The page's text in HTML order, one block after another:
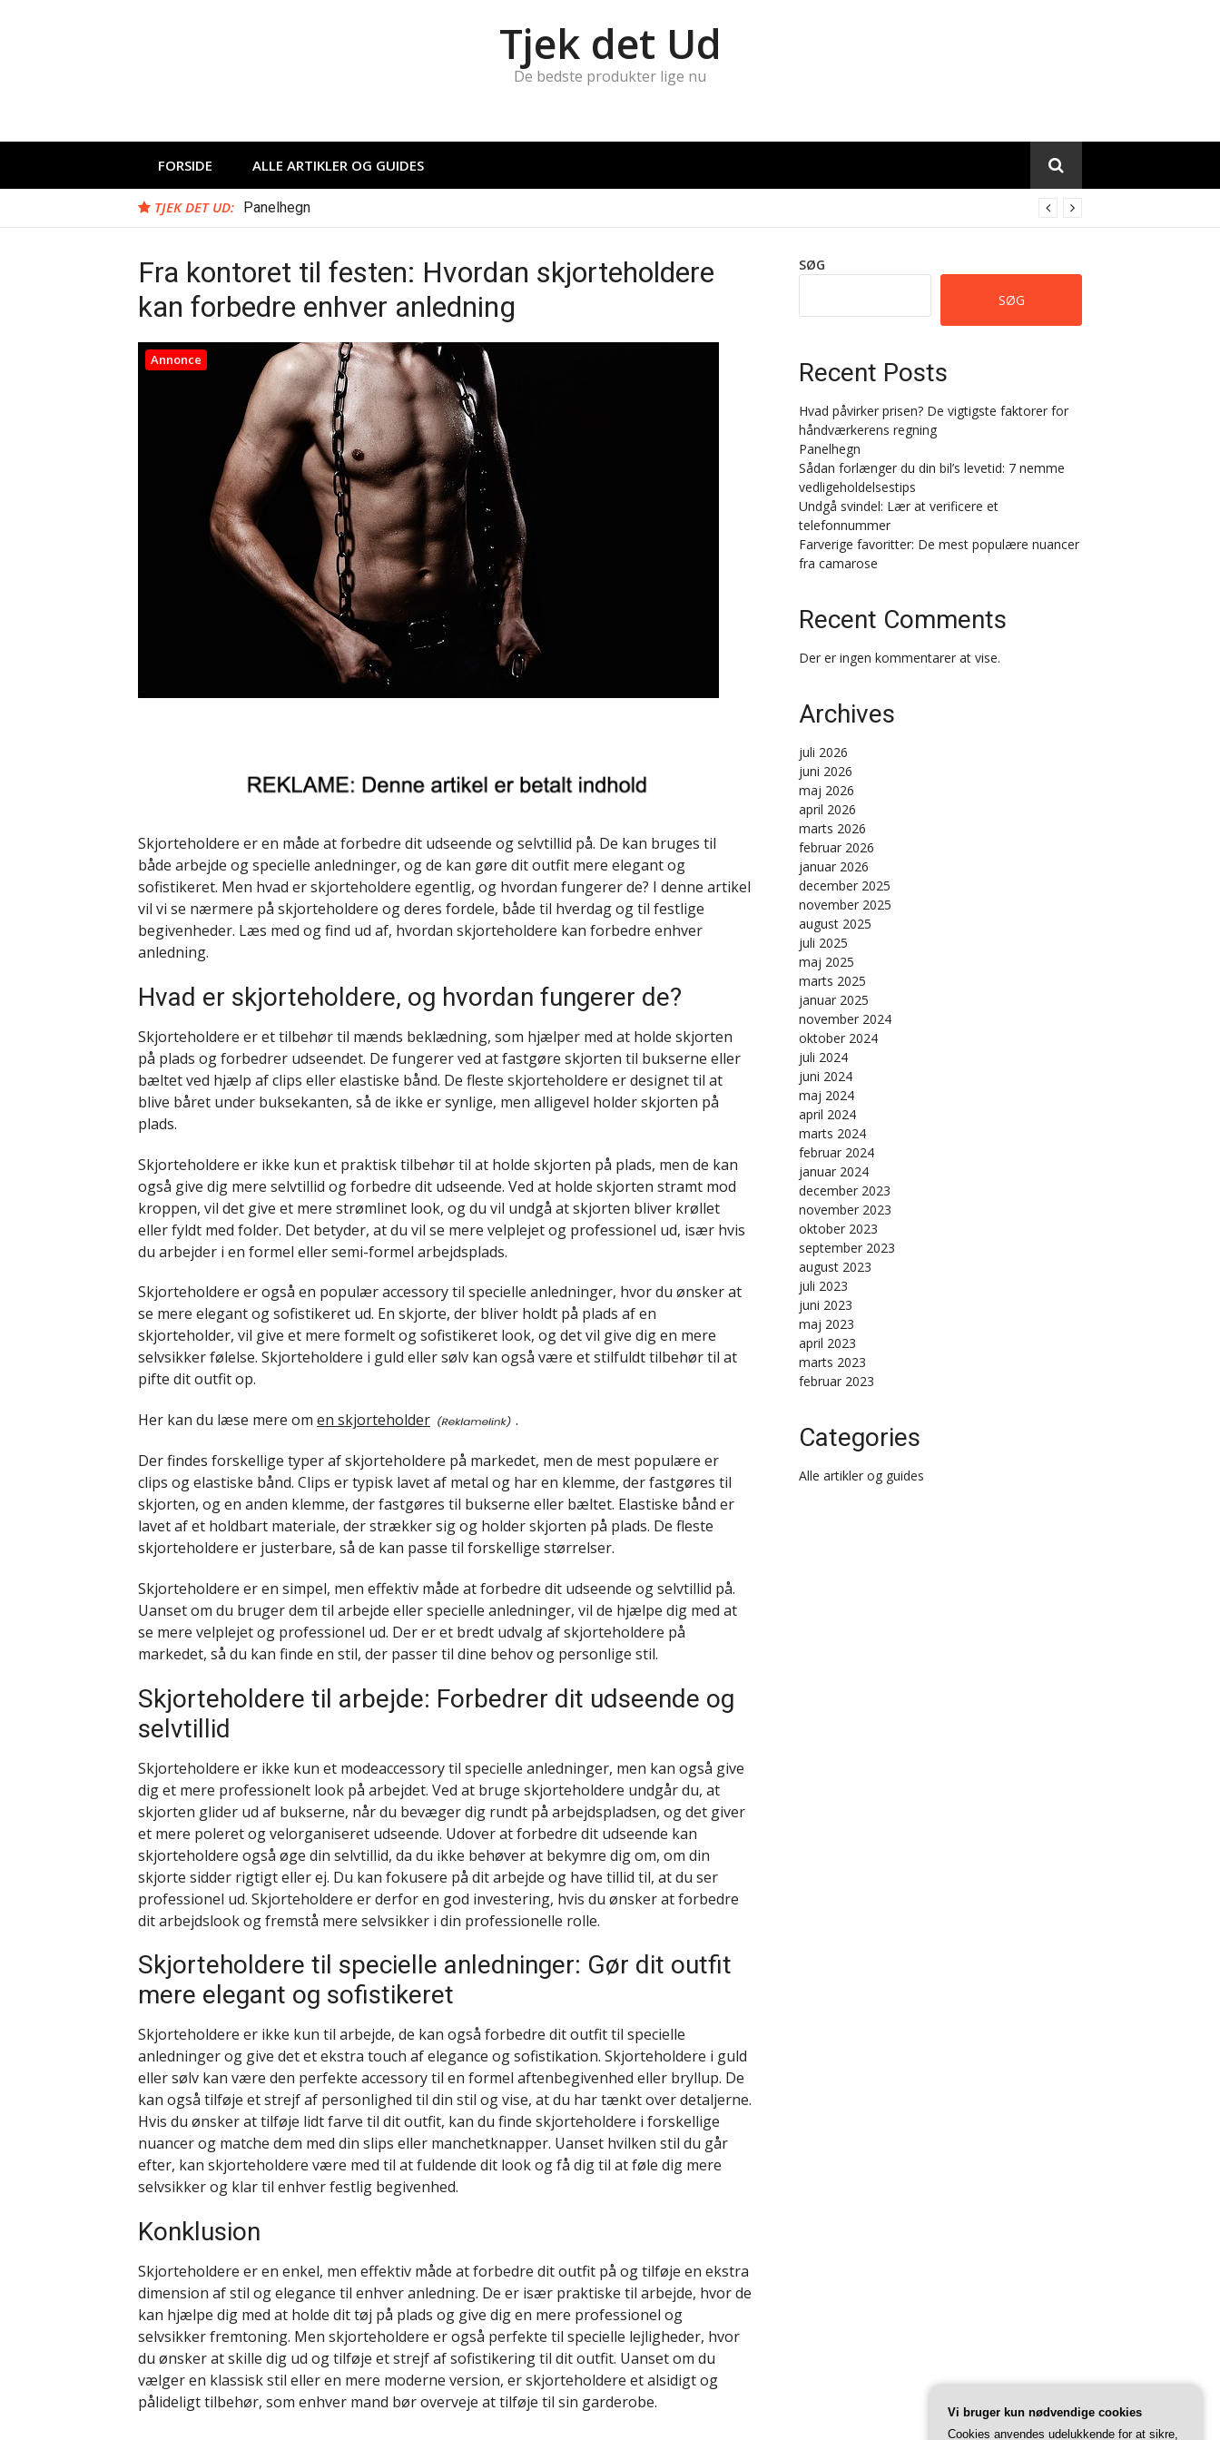
Tjek det Ud
De bedste produkter lige nu
FORSIDE ALLE ARTIKLER OG GUIDES
TJEK DET UD: Panelhegn
Fra kontoret til festen: Hvordan skjorteholdere
kan forbedre enhver anledning
Annonce
Skjorteholdere er en måde at forbedre dit udseende og selvtillid på. De kan bruges til
både arbejde og specielle anledninger, og de kan gøre dit outfit mere elegant og
sofistikeret. Men hvad er skjorteholdere egentlig, og hvordan fungerer de? I denne artikel
vil vi se nærmere på skjorteholdere og deres fordele, både til hverdag og til festlige
begivenheder. Læs med og find ud af, hvordan skjorteholdere kan forbedre enhver
anledning.
Hvad er skjorteholdere, og hvordan fungerer de?
Skjorteholdere er et tilbehør til mænds beklædning, som hjælper med at holde skjorten
på plads og forbedrer udseendet. De fungerer ved at fastgøre skjorten til bukserne eller
bæltet ved hjælp af clips eller elastiske bånd. De fleste skjorteholdere er designet til at
blive båret under buksekanten, så de ikke er synlige, men alligevel holder skjorten på
plads.
Skjorteholdere er ikke kun et praktisk tilbehør til at holde skjorten på plads, men de kan
også give dig mere selvtillid og forbedre dit udseende. Ved at holde skjorten stramt mod
kroppen, vil det give et mere strømlinet look, og du vil undgå at skjorten bliver krøllet
eller fyldt med folder. Det betyder, at du vil se mere velplejet og professionel ud, især hvis
du arbejder i en formel eller semi-formel arbejdsplads.
Skjorteholdere er også en populær accessory til specielle anledninger, hvor du ønsker at
se mere elegant og sofistikeret ud. En skjorte, der bliver holdt på plads af en
skjorteholder, vil give et mere formelt og sofistikeret look, og det vil give dig en mere
selvsikker følelse. Skjorteholdere i guld eller sølv kan også være et stilfuldt tilbehør til at
pifte dit outfit op.
Her kan du læse mere om en skjorteholder .
Der findes forskellige typer af skjorteholdere på markedet, men de mest populære er
clips og elastiske bånd. Clips er typisk lavet af metal og har en klemme, der fastgøres til
skjorten, og en anden klemme, der fastgøres til bukserne eller bæltet. Elastiske bånd er
lavet af et holdbart materiale, der strækker sig og holder skjorten på plads. De fleste
skjorteholdere er justerbare, så de kan passe til forskellige størrelser.
Skjorteholdere er en simpel, men effektiv måde at forbedre dit udseende og selvtillid på.
Uanset om du bruger dem til arbejde eller specielle anledninger, vil de hjælpe dig med at
se mere velplejet og professionel ud. Der er et bredt udvalg af skjorteholdere på
markedet, så du kan finde en stil, der passer til dine behov og personlige stil.
Skjorteholdere til arbejde: Forbedrer dit udseende og
selvtillid
Skjorteholdere er ikke kun et modeaccessory til specielle anledninger, men kan også give
dig et mere professionelt look på arbejdet. Ved at bruge skjorteholdere undgår du, at
skjorten glider ud af bukserne, når du bevæger dig rundt på arbejdspladsen, og det giver
et mere poleret og velorganiseret udseende. Udover at forbedre dit udseende kan
skjorteholdere også øge din selvtillid, da du ikke behøver at bekymre dig om, om din
skjorte sidder rigtigt eller ej. Du kan fokusere på dit arbejde og have tillid til, at du ser
professionel ud. Skjorteholdere er derfor en god investering, hvis du ønsker at forbedre
dit arbejdslook og fremstå mere selvsikker i din professionelle rolle.
Skjorteholdere til specielle anledninger: Gør dit outfit
mere elegant og sofistikeret
Skjorteholdere er ikke kun til arbejde, de kan også forbedre dit outfit til specielle
anledninger og give det et ekstra touch af elegance og sofistikation. Skjorteholdere i guld
eller sølv kan være den perfekte accessory til en formel aftenbegivenhed eller bryllup. De
kan også tilføje et strejf af personlighed til din stil og vise, at du har tænkt over detaljerne.
Hvis du ønsker at tilføje lidt farve til dit outfit, kan du finde skjorteholdere i forskellige
nuancer og matche dem med din slips eller manchetknapper. Uanset hvilken stil du går
efter, kan skjorteholdere være med til at fuldende dit look og få dig til at føle dig mere
selvsikker og klar til enhver festlig begivenhed.
Konklusion
Skjorteholdere er en enkel, men effektiv måde at forbedre dit outfit på og tilføje en ekstra
dimension af stil og elegance til enhver anledning. De er især praktiske til arbejde, hvor de
kan hjælpe dig med at holde dit tøj på plads og give dig en mere professionel og
selvsikker fremtoning. Men skjorteholdere er også perfekte til specielle lejligheder, hvor
du ønsker at skille dig ud og tilføje et strejf af sofistikering til dit outfit. Uanset om du
vælger en klassisk stil eller en mere moderne version, er skjorteholdere et alsidigt og
pålideligt tilbehør, som enhver mand bør overveje at tilføje til sin garderobe.
SØG
SØG
Recent Posts
Hvad påvirker prisen? De vigtigste faktorer for
håndværkerens regning
Panelhegn
Sådan forlænger du din bil’s levetid: 7 nemme
vedligeholdelsestips
Undgå svindel: Lær at verificere et
telefonnummer
Farverige favoritter: De mest populære nuancer
fra camarose
Recent Comments
Der er ingen kommentarer at vise.
Archives
juli 2026
juni 2026
maj 2026
april 2026
marts 2026
februar 2026
januar 2026
december 2025
november 2025
august 2025
juli 2025
maj 2025
marts 2025
januar 2025
november 2024
oktober 2024
juli 2024
juni 2024
maj 2024
april 2024
marts 2024
februar 2024
januar 2024
december 2023
november 2023
oktober 2023
september 2023
august 2023
juli 2023
juni 2023
maj 2023
april 2023
marts 2023
februar 2023
Categories
Alle artikler og guides
Vi bruger kun nødvendige cookies
Cookies anvendes udelukkende for at sikre,